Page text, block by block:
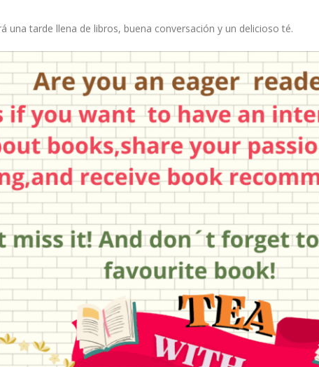
una tarde llena de libros, buena conversación y un delicioso té.